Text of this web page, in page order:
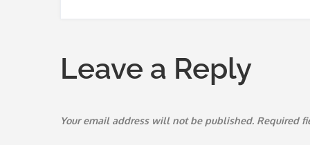
Leave a Reply
Your email address will not be published. Required